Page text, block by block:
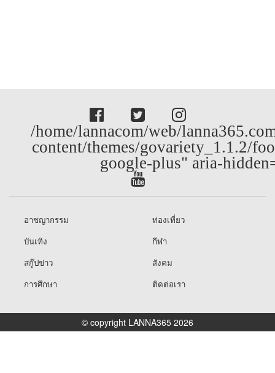
/home/lannacom/web/
content/themes/govariety_1.1.2/
google-plus" aria-
อาชญากรรม
ท่องเที่ยว
บันเทิง
กีฬา
สกู๊ปข่าว
สังคม
การศึกษา
ติดต่อเรา
© copyright LANNA365 2026